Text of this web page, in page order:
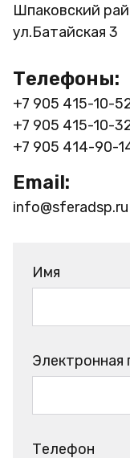
Шпаковский
ул.Батайская 3
Телефоны:
+7 905 415-10-
+7 905 415-10-
+7 905 414-90-
Email:
info@sferadsp.ru
Имя
Электронная
Телефон